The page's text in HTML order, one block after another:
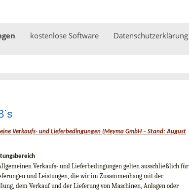
kostenlose Software Datenschutzerklärung
Verkaufs- und Lieferbedingungen (Meyma GmbH – Stand: August
Verkaufs- und Lieferbedingungen gelten ausschließlich für
und Leistungen, die wir im Zusammenhang mit der
dem Verkauf und der Lieferung von Maschinen, Anlagen oder